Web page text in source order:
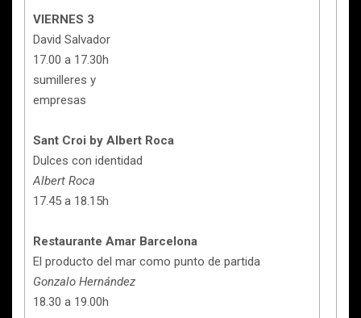
VIERNES 3
David Salvador
17.00 a 17.30h
sumilleres y
empresas
Sant Croi by Albert Roca
Dulces con identidad
Albert Roca
17.45 a 18.15h
Restaurante Amar Barcelona
El producto del mar como punto de partida
Gonzalo Hernández
18.30 a 19.00h